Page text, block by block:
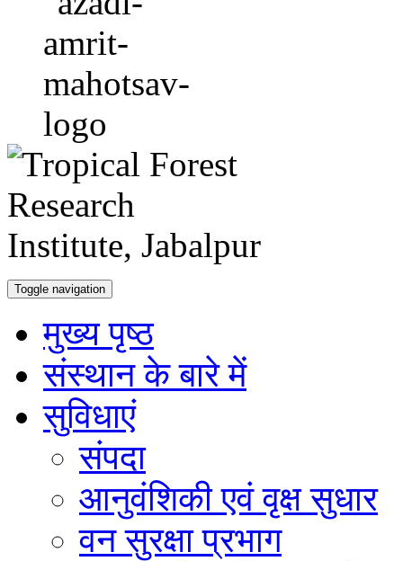
Toggle navigation
मुख्य पृष्ठ
संस्थान के बारे में
सुविधाएं
संपदा
आनुवंशिकी एवं वृक्ष सुधार
वन सुरक्षा प्रभाग